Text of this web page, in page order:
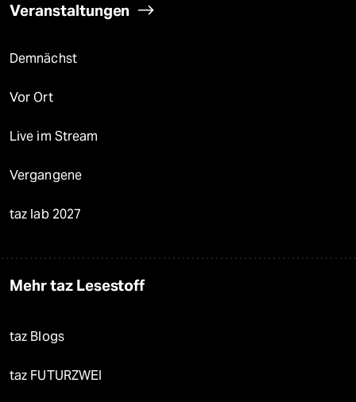
Veranstaltungen
Demnächst
Vor Ort
Live im Stream
Vergangene
taz lab 2027
Mehr taz Lesestoff
taz Blogs
taz FUTURZWEI